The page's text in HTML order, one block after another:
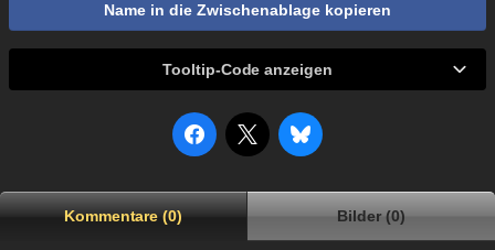
Name in die Zwischenablage kopieren
Tooltip-Code anzeigen
Kommentare (0) Bilder (0)